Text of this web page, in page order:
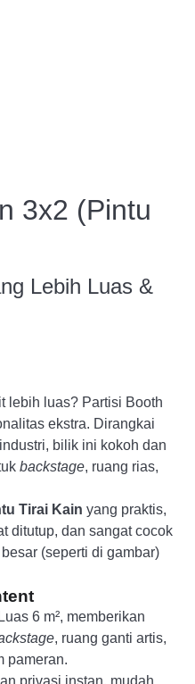
3x2 (Pintu
Lebih Luas &
lebih luas? Partisi Booth
ekstra. Dirangkai
bilik ini kokoh dan
backstage, ruang rias,
Tirai Kain yang praktis,
ditutup, dan sangat cocok
(seperti di gambar)
Luas 6 m², memberikan
, ruang ganti artis,
pameran.
privasi instan, mudah